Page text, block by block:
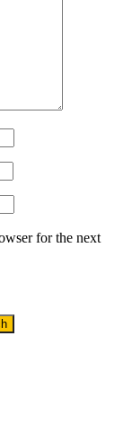
for the next